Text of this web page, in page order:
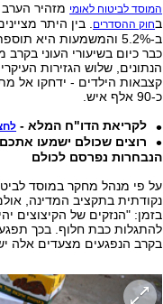
המוסד לביטוח לאומי מזהיר
בחוק ההסדרים. בין היתר
הנתונים, שלוש הגזירות
כ-90 אלף איש.
לקריאת הדו"ח המלא -
רוצים שכולם ישמעו
הנבחרות נפרסם לכולם
על פי מנהל מחקר במוסד
נקודתית בתקציב המדינה,
בזמן: "הנזקים של הקיצוצים
להתגלות כבת חלוף. בכך
בקרב הנפגעים מצעדים אלה יש כ-45 אלף משפחות של עניים